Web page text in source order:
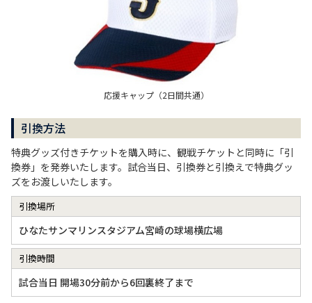
応援キャップ（2日間共通）
引換方法
特典グッズ付きチケットを購入時に、観戦チケットと同時に「引
換券」を発券いたします。試合当日、引換券と引換えで特典グッ
ズをお渡しいたします。
引換場所
ひなたサンマリンスタジアム宮崎の球場横広場
引換時間
試合当日 開場30分前から6回裏終了まで